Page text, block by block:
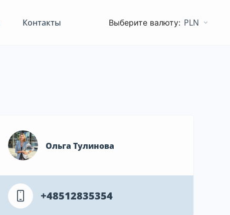
Контакты PLN
Ольга Тулинова
+48512835354